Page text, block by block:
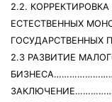
2.2.
ЕСТЕСТВЕННЫХ
ГОСУДАРСТВЕННЫХ
2.3 РАЗВИТИЕ